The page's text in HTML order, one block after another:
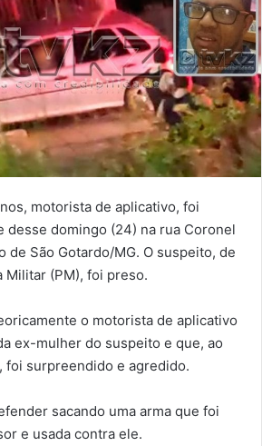
motorista de aplicativo, foi
desse domingo (24) na rua Coronel
de São Gotardo/MG. O suspeito, de
Militar (PM), foi preso.
o motorista de aplicativo
ex-mulher do suspeito e que, ao
foi surpreendido e agredido.
sacando uma arma que foi
e usada contra ele.